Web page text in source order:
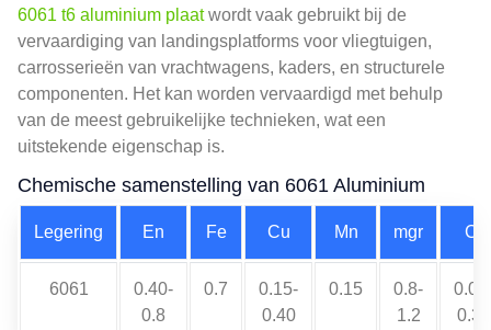
6061 t6 aluminium plaatwordt vaak gebruikt bij de
vervaardiging van landingsplatforms voor vliegtuigen,
carrosserieën van vrachtwagens, kaders, en structurele
componenten. Het kan worden vervaardigd met behulp
van de meest gebruikelijke technieken, wat een
uitstekende eigenschap is.
Chemische samenstelling van 6061 Aluminium
Legering En Fe Cu Mn mgr Cr
6061
0.40-
0.8
0.7
0.15-
0.40
0.15
0.8-
1.2
0.35